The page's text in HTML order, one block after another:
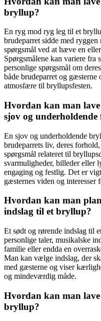
bryllup?
En ryg mod ryg leg til et
brudeparret sidde med
spørgsmål ved at hæve en
Spørgsmålene kan variere fra
personlige spørgsmål om
både brudeparret og
atmosfære til bryllupsfesten.
Hvordan kan man
sjov og underholdende
En sjov og underholdende
brudeparrets liv, deres
spørgsmål relateret til
svarmuligheder, billeder eller
engaging og festlig. Det er
gæsternes viden og interesser
Hvordan kan man
indslag til et bryllup?
Et sødt og rørende indslag til
personlige taler, musikalske
familie eller endda en
Man kan vælge indslag, der
med gæsterne og viser
og mindeværdig måde.
Hvordan kan man lave
bryllup?